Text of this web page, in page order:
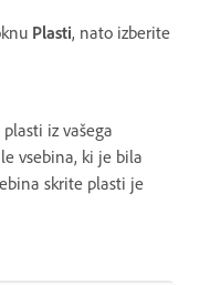
Plasti, nato izberite
iz vašega
vsebina, ki je bila
skrite plasti je